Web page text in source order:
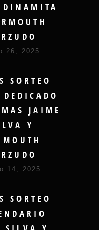
DINAMITA
26, 2025
SORTEO
JAIME
Y
14, 2025
SORTEO